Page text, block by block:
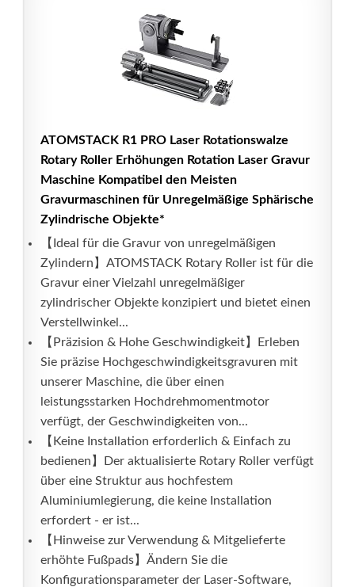
ATOMSTACK R1 PRO Laser Rotationswalze
Rotary Roller Erhöhungen Rotation Laser Gravur
Maschine Kompatibel den Meisten
Gravurmaschinen für Unregelmäßige Sphärische
Zylindrische Objekte*
【Ideal für die Gravur von unregelmäßigen
Zylindern】ATOMSTACK Rotary Roller ist für die
Gravur einer Vielzahl unregelmäßiger
zylindrischer Objekte konzipiert und bietet einen
Verstellwinkel...
【Präzision & Hohe Geschwindigkeit】Erleben
Sie präzise Hochgeschwindigkeitsgravuren mit
unserer Maschine, die über einen
leistungsstarken Hochdrehmomentmotor
verfügt, der Geschwindigkeiten von...
【Keine Installation erforderlich & Einfach zu
bedienen】Der aktualisierte Rotary Roller verfügt
über eine Struktur aus hochfestem
Aluminiumlegierung, die keine Installation
erfordert - er ist...
【Hinweise zur Verwendung & Mitgelieferte
erhöhte Fußpads】Ändern Sie die
Konfigurationsparameter der Laser-Software,